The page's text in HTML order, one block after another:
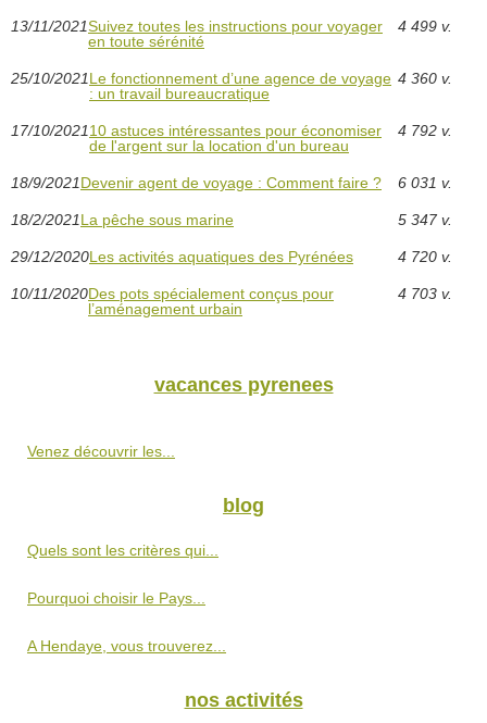
13/11/2021Suivez toutes les instructions pour voyager
en toute sérénité
4 499 v.
25/10/2021Le fonctionnement d’une agence de voyage
: un travail bureaucratique
4 360 v.
17/10/202110 astuces intéressantes pour économiser
de l'argent sur la location d'un bureau
4 792 v.
18/9/2021Devenir agent de voyage : Comment faire ? 6 031 v.
18/2/2021La pêche sous marine 5 347 v.
29/12/2020Les activités aquatiques des Pyrénées 4 720 v.
10/11/2020Des pots spécialement conçus pour
l’aménagement urbain
4 703 v.
vacances pyrenees
Venez découvrir les...
blog
Quels sont les critères qui...
Pourquoi choisir le Pays...
A Hendaye, vous trouverez...
nos activités